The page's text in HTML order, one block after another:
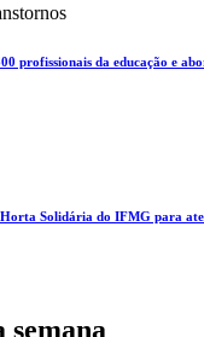
profissionais da educação e
Solidária do IFMG para
semana